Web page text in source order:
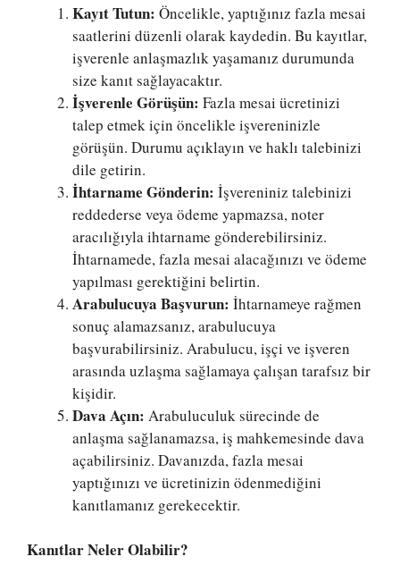
Kayıt Tutun: Öncelikle, yaptığınız fazla mesai
saatlerini düzenli olarak kaydedin. Bu kayıtlar,
işverenle anlaşmazlık yaşamanız durumunda
size kanıt sağlayacaktır.
İşverenle Görüşün: Fazla mesai ücretinizi
talep etmek için öncelikle işvereninizle
görüşün. Durumu açıklayın ve haklı talebinizi
dile getirin.
İhtarname Gönderin: İşvereniniz talebinizi
reddederse veya ödeme yapmazsa, noter
aracılığıyla ihtarname gönderebilirsiniz.
İhtarnamede, fazla mesai alacağınızı ve ödeme
yapılması gerektiğini belirtin.
Arabulucuya Başvurun: İhtarnameye rağmen
sonuç alamazsanız, arabulucuya
başvurabilirsiniz. Arabulucu, işçi ve işveren
arasında uzlaşma sağlamaya çalışan tarafsız bir
kişidir.
Dava Açın: Arabuluculuk sürecinde de
anlaşma sağlanamazsa, iş mahkemesinde dava
açabilirsiniz. Davanızda, fazla mesai
yaptığınızı ve ücretinizin ödenmediğini
kanıtlamanız gerekecektir.
Kanıtlar Neler Olabilir?